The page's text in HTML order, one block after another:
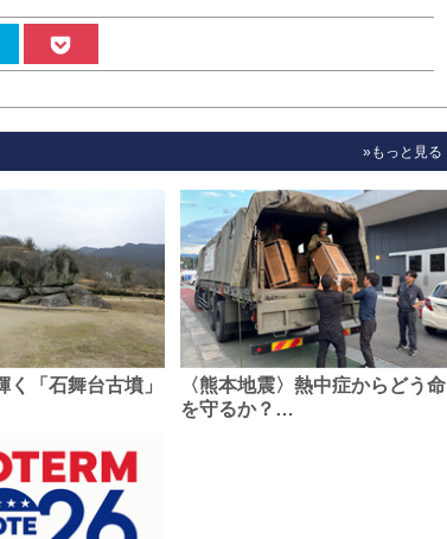
»もっと見る
く「石舞台古墳」
〈熊本地震〉熱中症からどう命
を守るか？…